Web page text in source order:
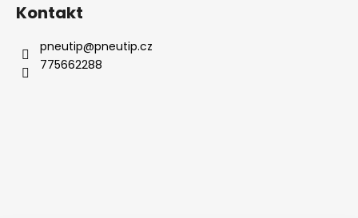
Kontakt
pneutip@pneutip.cz
775662288